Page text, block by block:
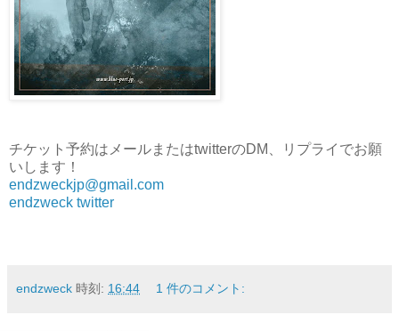
チケット予約はメールまたはtwitterのDM、リプライでお願
いします！
endzweckjp@gmail.com
endzweck twitter
endzweck 時刻: 16:44 1 件のコメント: